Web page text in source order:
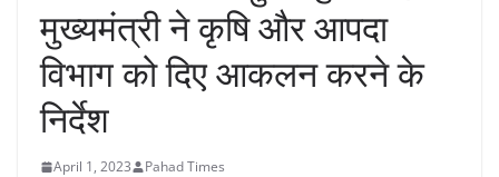
मुख्यमंत्री ने कृषि और आपदा
विभाग को दिए आकलन करने के
निर्देश
April 1, 2023 Pahad Times